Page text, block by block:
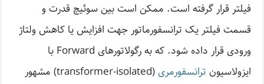
فیلتر قرار گرفته است. ممکن است بین سوئیچ قدرت و
قسمت فیلتر یک ترانسفورماتور جهت افزایش یا کاهش ولتاژ
ورودی قرار داده شود. که به رگولاتورهای Forward با
ایزولاسیون ترانسفورمری
(transformer-isolated) مشهور